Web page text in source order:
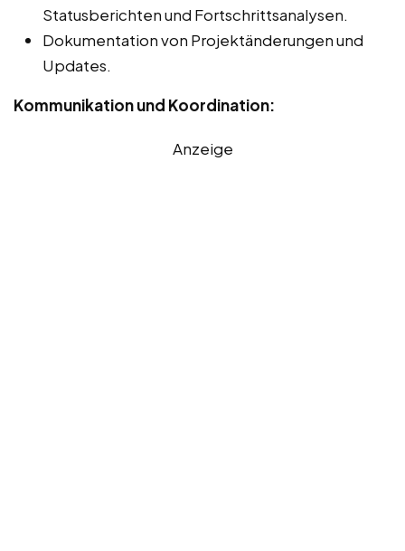
Statusberichten und Fortschrittsanalysen.
Dokumentation von Projektänderungen und
Updates.
Kommunikation und Koordination:
Anzeige